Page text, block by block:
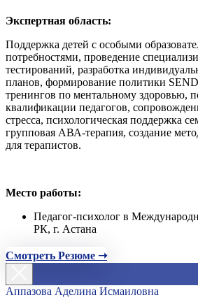
Экспертная область:
Поддержка детей с особыми
потребностями, проведение
тестирований, разработка
планов, формирование политики
тренингов по ментальному здоровью,
квалификации педагогов,
стресса, психологическая поддержка
групповая АВА-терапия, создание
для терапистов.
Место работы:
Педагог-психолог в
РК, г. Астана
Смотреть Резюме ➝
Аппазова Аделина Исмаиловна